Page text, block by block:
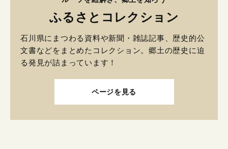
ふるさとコレクション
石川県にまつわる資料や新聞・雑誌記事、歴史的公
文書などをまとめたコレクション。郷土の歴史に迫
る発見が詰まっています！
ページを見る